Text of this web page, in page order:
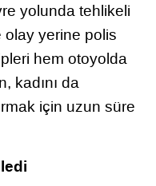
yolunda tehlikeli
olay yerine polis
hem otoyolda
kadını da
için uzun süre